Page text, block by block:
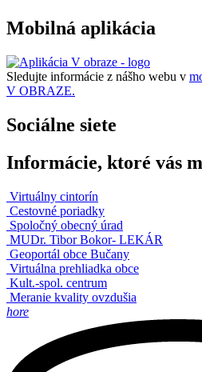
Mobilná aplikácia
Sledujte informácie z nášho webu v
V OBRAZE.
Sociálne siete
Informácie, ktoré vás
Virtuálny cintorín
Cestovné poriadky
Spoločný obecný úrad
MUDr. Tibor Bokor- LEKÁR
Geoportál obce Bučany
Virtuálna prehliadka obce
Kult.-spol. centrum
Meranie kvality ovzdušia
hore